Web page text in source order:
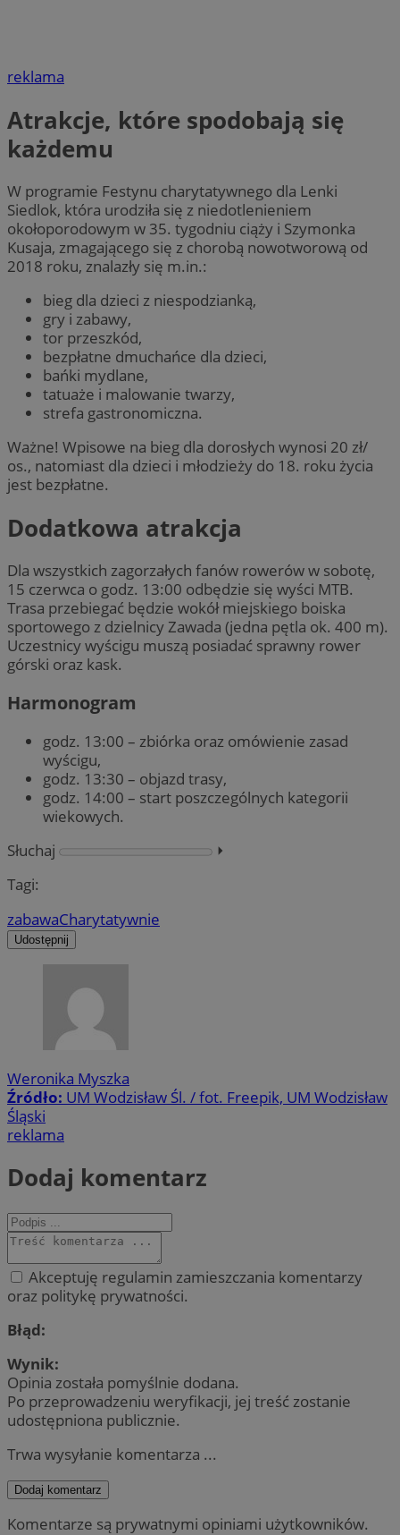
reklama
Atrakcje, które spodobają się
każdemu
W programie Festynu charytatywnego dla Lenki
Siedlok, która urodziła się z niedotlenieniem
okołoporodowym w 35. tygodniu ciąży i Szymonka
Kusaja, zmagającego się z chorobą nowotworową od
2018 roku, znalazły się m.in.:
bieg dla dzieci z niespodzianką,
gry i zabawy,
tor przeszkód,
bezpłatne dmuchańce dla dzieci,
bańki mydlane,
tatuaże i malowanie twarzy,
strefa gastronomiczna.
Ważne! Wpisowe na bieg dla dorosłych wynosi 20 zł/
os., natomiast dla dzieci i młodzieży do 18. roku życia
jest bezpłatne.
Dodatkowa atrakcja
Dla wszystkich zagorzałych fanów rowerów w sobotę,
15 czerwca o godz. 13:00 odbędzie się wyści MTB.
Trasa przebiegać będzie wokół miejskiego boiska
sportowego z dzielnicy Zawada (jedna pętla ok. 400 m).
Uczestnicy wyścigu muszą posiadać sprawny rower
górski oraz kask.
Harmonogram
godz. 13:00 – zbiórka oraz omówienie zasad
wyścigu,
godz. 13:30 – objazd trasy,
godz. 14:00 – start poszczególnych kategorii
wiekowych.
Słuchaj
⏵︎
Tagi:
zabawaCharytatywnie
Udostępnij
Weronika Myszka
Źródło: UM Wodzisław Śl. / fot. Freepik, UM Wodzisław
Śląski
reklama
Dodaj komentarz
Akceptuję regulamin zamieszczania komentarzy
oraz politykę prywatności.
Błąd:
Wynik:
Opinia została pomyślnie dodana.
Po przeprowadzeniu weryfikacji, jej treść zostanie
udostępniona publicznie.
Trwa wysyłanie komentarza ...
Dodaj komentarz
Komentarze są prywatnymi opiniami użytkowników.